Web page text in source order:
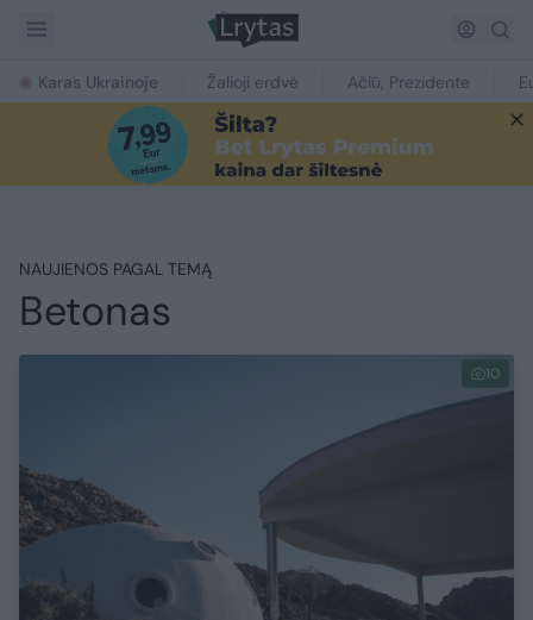
Karas Ukrainoje Žalioji erdvė Ačiū, Prezidente
NAUJIENOS PAGAL TEMĄ
Betonas
10